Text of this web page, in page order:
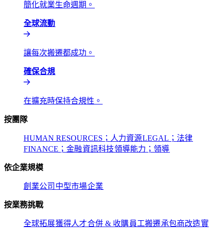
簡化就業生命週期。​​
全球流動​​
讓每次搬遷都成功。​​
確保合規​​
在擴充時保持合規性。​​
按團隊​​
HUMAN RESOURCES；人力資源​​LEGAL；法律​​
FINANCE；金融​​資訊科技​​領導能力；領導​​
依企業規模​​
創業公司​​ 中型市場​​企業​​
按業務挑戰​​
全球拓展​​獲得人才​​合併 & 收購​​員工搬遷​​承包商改造​​實